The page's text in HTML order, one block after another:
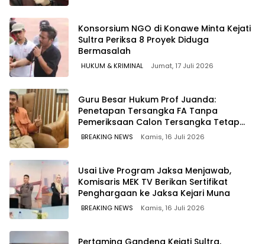
Konsorsium NGO di Konawe Minta Kejati
Sultra Periksa 8 Proyek Diduga
Bermasalah ‎
HUKUM & KRIMINAL Jumat, 17 Juli 2026
Guru Besar Hukum Prof Juanda:
Penetapan Tersangka FA Tanpa
Pemeriksaan Calon Tersangka Tetap
Sah Secara Hukum
BREAKING NEWS Kamis, 16 Juli 2026
Usai Live Program Jaksa Menjawab,
Komisaris MEK TV Berikan Sertifikat
Penghargaan ke Jaksa Kejari Muna
BREAKING NEWS Kamis, 16 Juli 2026
Pertamina Gandeng Kejati Sultra,